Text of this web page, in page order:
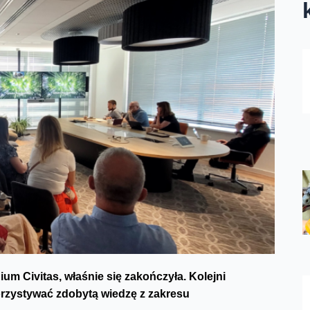
Civitas, właśnie się zakończyła. Kolejni
zdobytą wiedzę z zakresu